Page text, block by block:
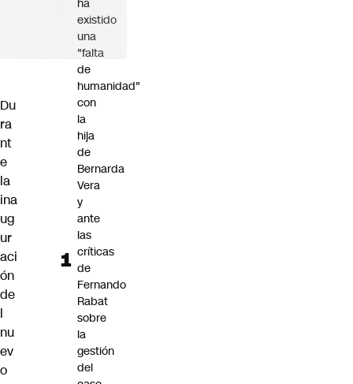
Du
ra
nt
e
la
ina
ug
ur
aci
ón
de
l
nu
ev
o
ha
existido
una
"falta
de
humanidad"
con
la
hija
de
Bernarda
Vera
y
ante
las
críticas
de
Fernando
Rabat
sobre
la
gestión
del